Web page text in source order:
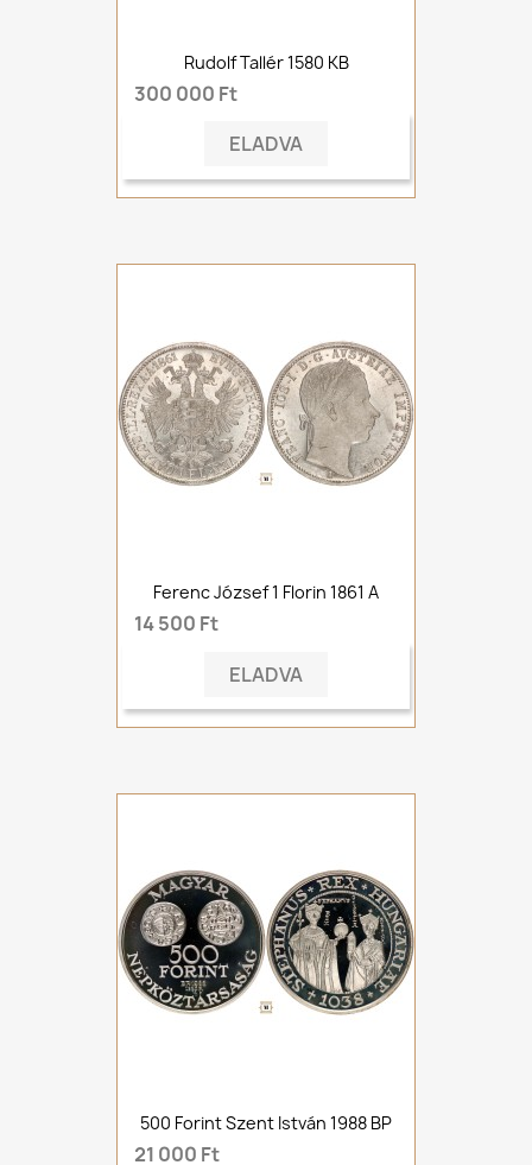
Rudolf Tallér 1580 KB
300 000 Ft
ELADVA
Ferenc József 1 Florin 1861 A
14 500 Ft
ELADVA
500 Forint Szent István 1988 BP
21 000 Ft